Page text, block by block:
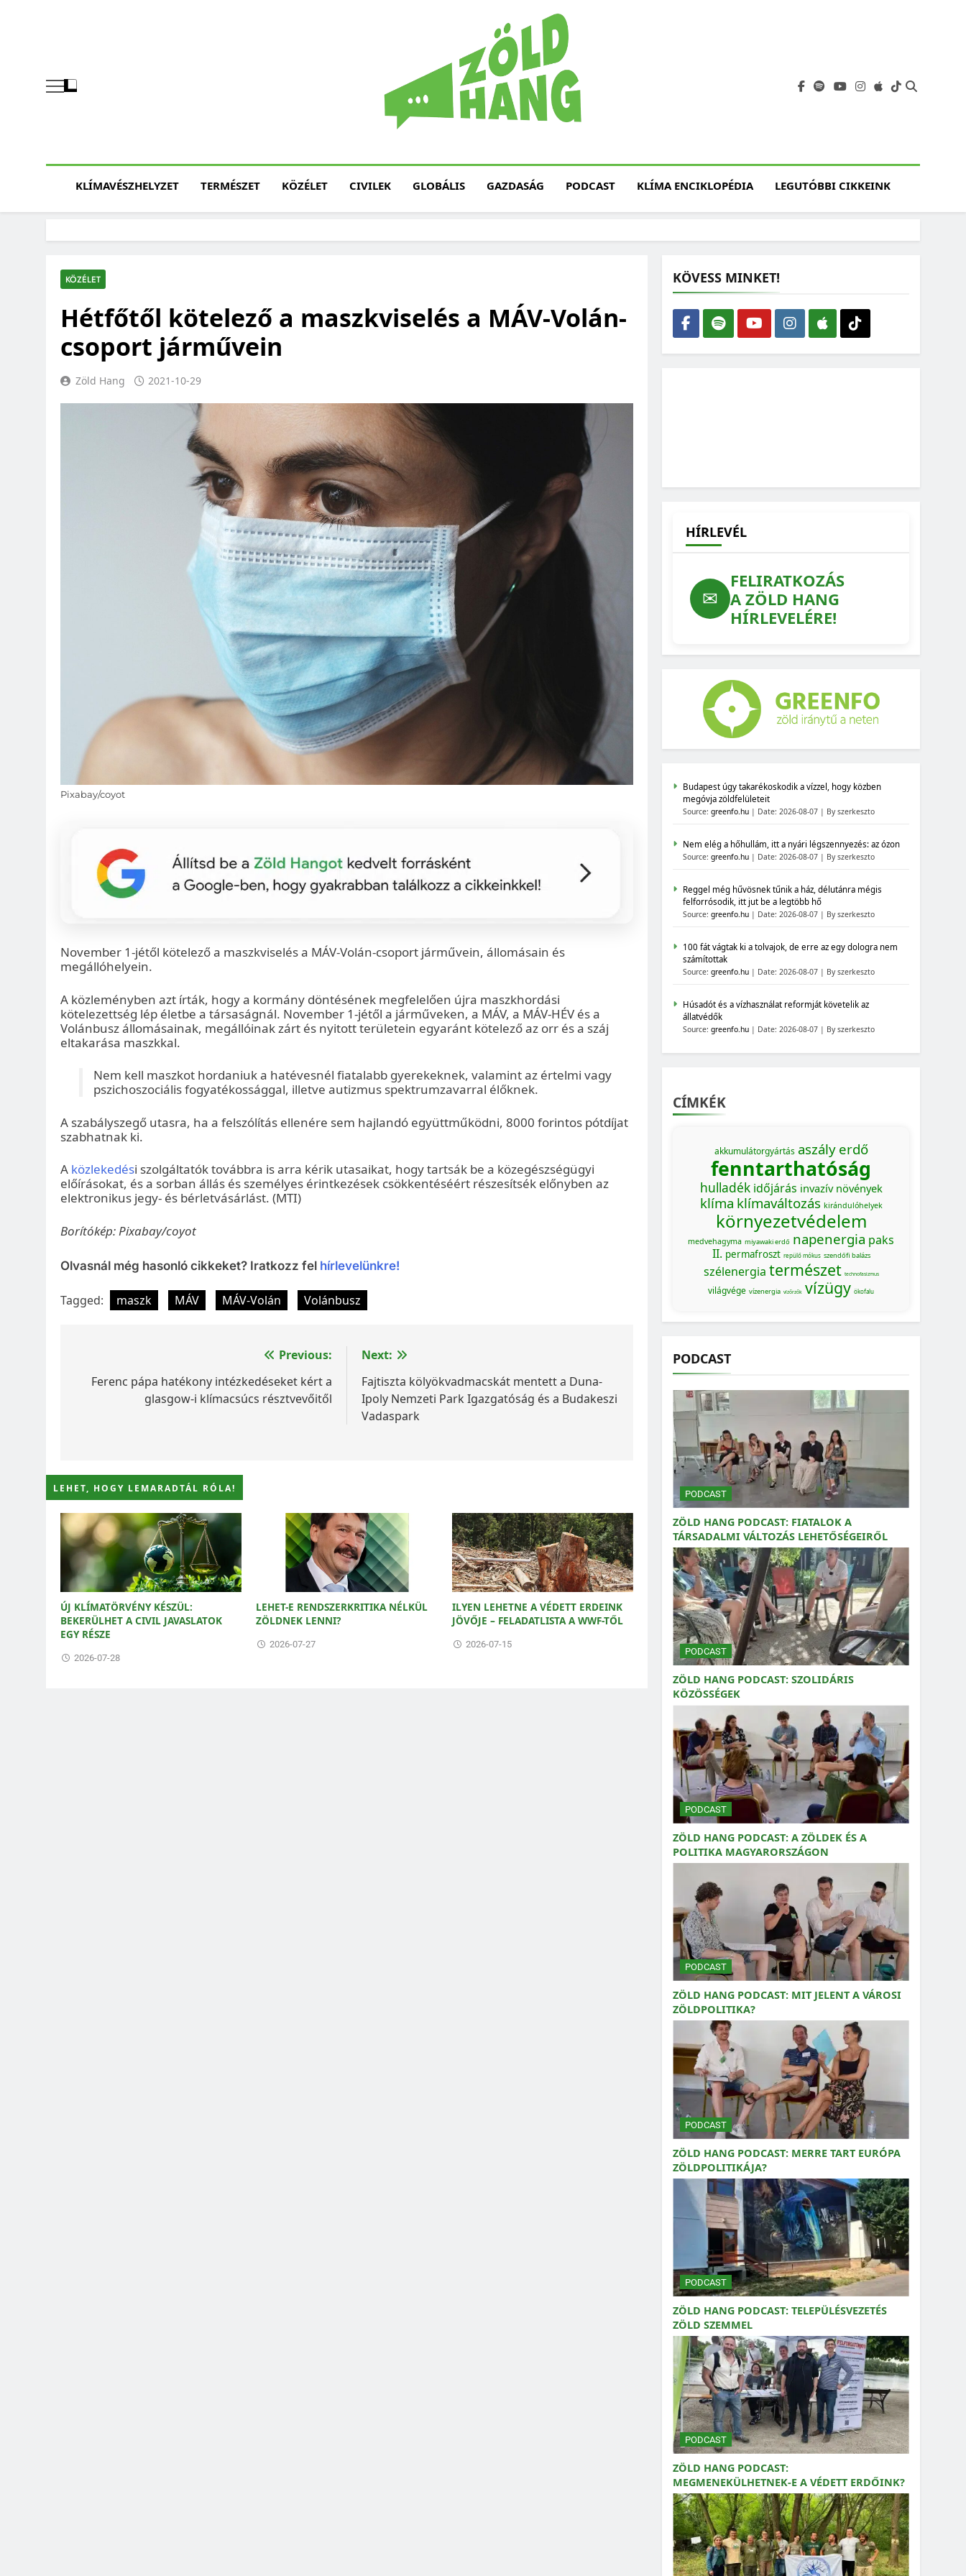
Fenntarthatóság, Jövő
KLÍMAVÉSZHELYZET TERMÉSZET KÖZÉLET CIVILEK GLOBÁLIS GAZDASÁG PODCAST KLÍMA ENCIKLOPÉDIA LEGUTÓBBI CIKKEINK
KÖZÉLET
Hétfőtől kötelező a maszkviselés a MÁV-Volán-
csoport járművein
Zöld Hang 2021-10-29
Pixabay/coyot
November 1-jétől kötelező a maszkviselés a MÁV-Volán-csoport járművein, állomásain és
megállóhelyein.
A közleményben azt írták, hogy a kormány döntésének megfelelően újra maszkhordási
kötelezettség lép életbe a társaságnál. November 1-jétől a járműveken, a MÁV, a MÁV-HÉV és a
Volánbusz állomásainak, megállóinak zárt és nyitott területein egyaránt kötelező az orr és a száj
eltakarása maszkkal.
Nem kell maszkot hordaniuk a hatévesnél fiatalabb gyerekeknek, valamint az értelmi vagy
pszichoszociális fogyatékossággal, illetve autizmus spektrumzavarral élőknek.
A szabályszegő utasra, ha a felszólítás ellenére sem hajlandó együttműködni, 8000 forintos pótdíjat
szabhatnak ki.
A közlekedési szolgáltatók továbbra is arra kérik utasaikat, hogy tartsák be a közegészségügyi
előírásokat, és a sorban állás és személyes érintkezések csökkentéséért részesítsék előnyben az
elektronikus jegy- és bérletvásárlást. (MTI)
Borítókép: Pixabay/coyot
Olvasnál még hasonló cikkeket? Iratkozz fel hírlevelünkre!
Tagged: maszk MÁV MÁV-Volán Volánbusz
navigáció
Previous:
Ferenc pápa hatékony intézkedéseket kért a
glasgow-i klímacsúcs résztvevőitől
Next:
Fajtiszta kölyökvadmacskát mentett a Duna-
Ipoly Nemzeti Park Igazgatóság és a Budakeszi
Vadaspark
LEHET, HOGY LEMARADTÁL RÓLA!
ÚJ KLÍMATÖRVÉNY KÉSZÜL:
BEKERÜLHET A CIVIL JAVASLATOK
EGY RÉSZE
2026-07-28
LEHET-E RENDSZERKRITIKA NÉLKÜL
ZÖLDNEK LENNI?
2026-07-27
ILYEN LEHETNE A VÉDETT ERDEINK
JÖVŐJE – FELADATLISTA A WWF-TŐL
2026-07-15
KÖVESS MINKET!
HÍRLEVÉL
✉
FELIRATKOZÁS
A ZÖLD HANG
HÍRLEVELÉRE!
Budapest úgy takarékoskodik a vízzel, hogy közben
megóvja zöldfelületeit
Source:greenfo.hu Date: 2026-08-07 By szerkeszto
Nem elég a hőhullám, itt a nyári légszennyezés: az ózon
Source:greenfo.hu Date: 2026-08-07 By szerkeszto
Reggel még hűvösnek tűnik a ház, délutánra mégis
felforrósodik, itt jut be a legtöbb hő
Source:greenfo.hu Date: 2026-08-07 By szerkeszto
100 fát vágtak ki a tolvajok, de erre az egy dologra nem
számítottak
Source:greenfo.hu Date: 2026-08-07 By szerkeszto
Húsadót és a vízhasználat reformját követelik az
állatvédők
Source:greenfo.hu Date: 2026-08-07 By szerkeszto
CÍMKÉK
akkumulátorgyártás aszály erdő
fenntarthatóság
hulladék időjárás invazív növények
klíma klímaváltozás kirándulóhelyek
környezetvédelem
medvehagyma miyawaki erdő napenergia paks
II. permafroszt repülő mókus szendőfi balázs
szélenergia természet technofasizmus
világvége vízenergia vízőrzők vízügy ökofalu
PODCAST
PODCAST
ZÖLD HANG PODCAST: FIATALOK A
TÁRSADALMI VÁLTOZÁS LEHETŐSÉGEIRŐL
PODCAST
ZÖLD HANG PODCAST: SZOLIDÁRIS
KÖZÖSSÉGEK
PODCAST
ZÖLD HANG PODCAST: A ZÖLDEK ÉS A
POLITIKA MAGYARORSZÁGON
PODCAST
ZÖLD HANG PODCAST: MIT JELENT A VÁROSI
ZÖLDPOLITIKA?
PODCAST
ZÖLD HANG PODCAST: MERRE TART EURÓPA
ZÖLDPOLITIKÁJA?
PODCAST
ZÖLD HANG PODCAST: TELEPÜLÉSVEZETÉS
ZÖLD SZEMMEL
PODCAST
ZÖLD HANG PODCAST:
MEGMENEKÜLHETNEK-E A VÉDETT ERDŐINK?